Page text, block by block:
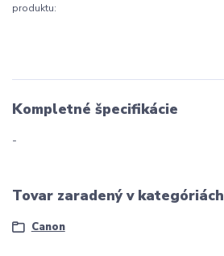
produktu:
Kompletné špecifikácie
-
Tovar zaradený v kategóriách
Canon